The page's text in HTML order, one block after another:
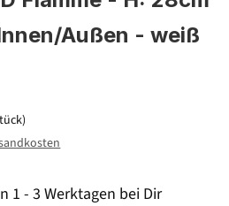
Außen - weiß
1 - 3 Werktagen bei Dir